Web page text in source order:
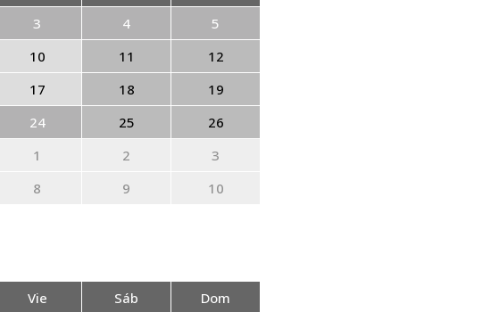
3 4
5
10 11
12
17 18
19
24 25
26
1 2
3
8 9 10
Vie Sáb
Dom